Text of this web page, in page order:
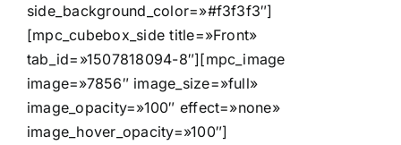
side_background_color=»#f3f3f3″]
[mpc_cubebox_side title=»Front»
tab_id=»1507818094-8″][mpc_image
image=»7856″ image_size=»full»
image_opacity=»100″ effect=»none»
image_hover_opacity=»100″]